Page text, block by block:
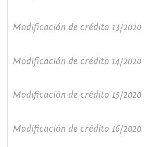
Modificación de crédito 13/2020
Modificación de crédito 14/2020
Modificación de crédito 15/2020
Modificación de crédito 16/2020